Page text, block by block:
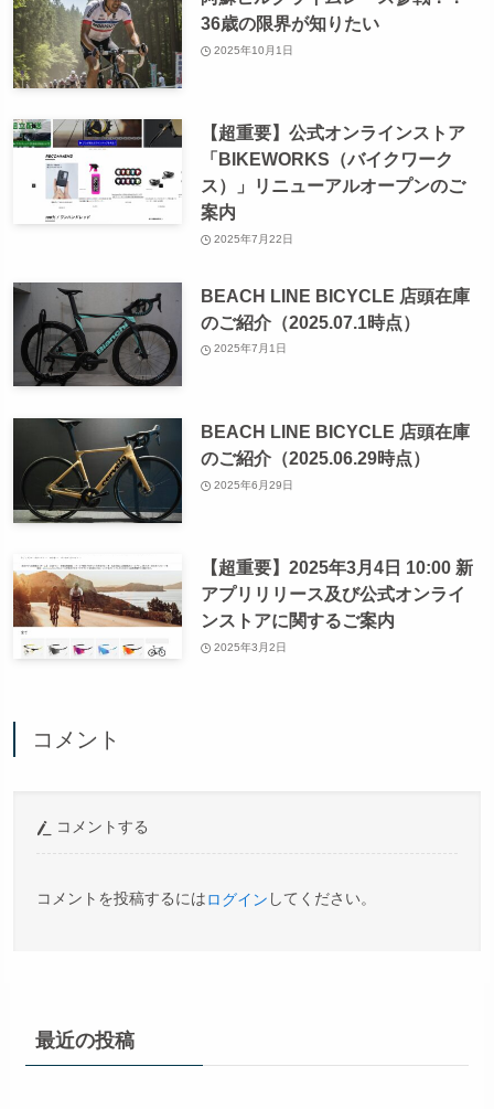
36歳の限界が知りたい
2025年10月1日
【超重要】公式オンラインストア
「BIKEWORKS（バイクワーク
ス）」リニューアルオープンのご
案内
2025年7月22日
BEACH LINE BICYCLE 店頭在庫
のご紹介（2025.07.1時点）
2025年7月1日
BEACH LINE BICYCLE 店頭在庫
のご紹介（2025.06.29時点）
2025年6月29日
【超重要】2025年3月4日 10:00 新
アプリリリース及び公式オンライ
ンストアに関するご案内
2025年3月2日
コメント
コメントする
コメントを投稿するにはログイン してください。
最近の投稿